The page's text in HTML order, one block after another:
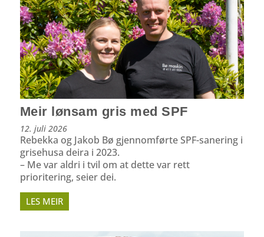
Meir lønsam gris med SPF
12. juli 2026
Rebekka og Jakob Bø gjennomførte SPF-sanering i
grisehusa deira i 2023.
– Me var aldri i tvil om at dette var rett
prioritering, seier dei.
LES MEIR